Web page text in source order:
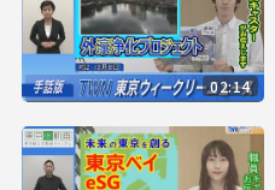
02:14